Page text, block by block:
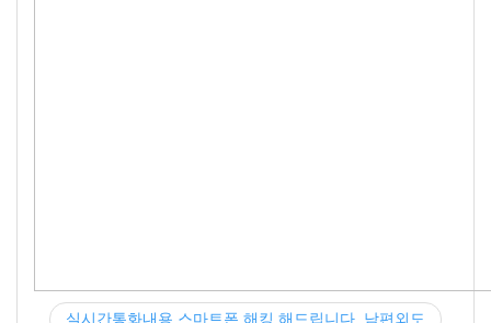
실시간통화내용 스마트폰 해킹 해드립니다. 남편외도